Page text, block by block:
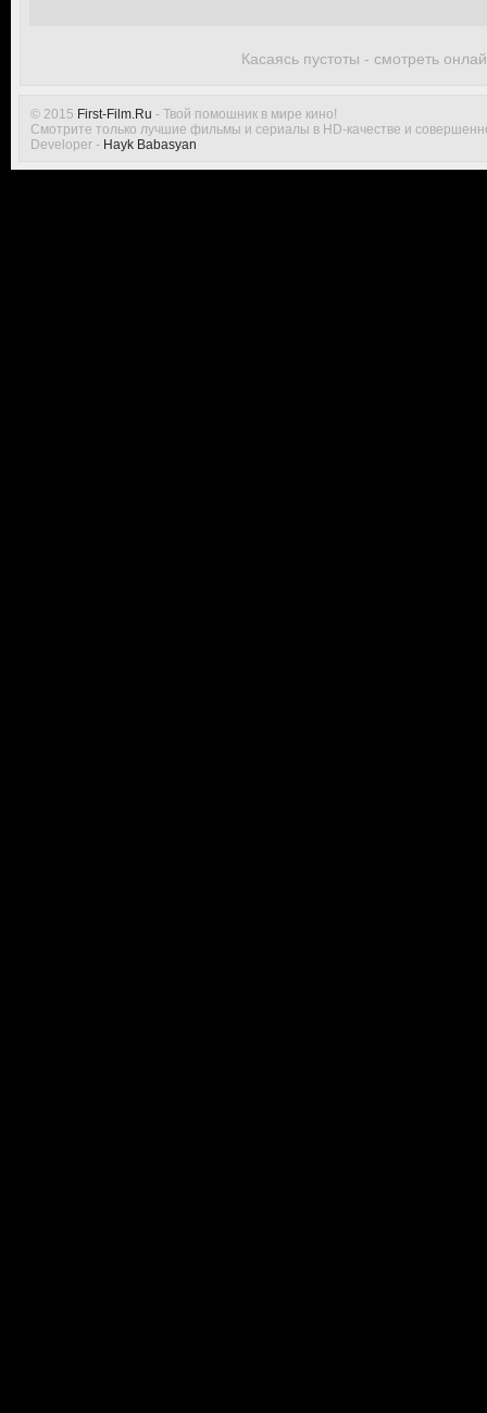
Касаясь пустоты - смотреть
© 2015 First-Film.Ru - Твой помошник в мире кино!
Смотрите только лучшие фильмы и сериалы в HD-качестве и
Developer - Hayk Babasyan